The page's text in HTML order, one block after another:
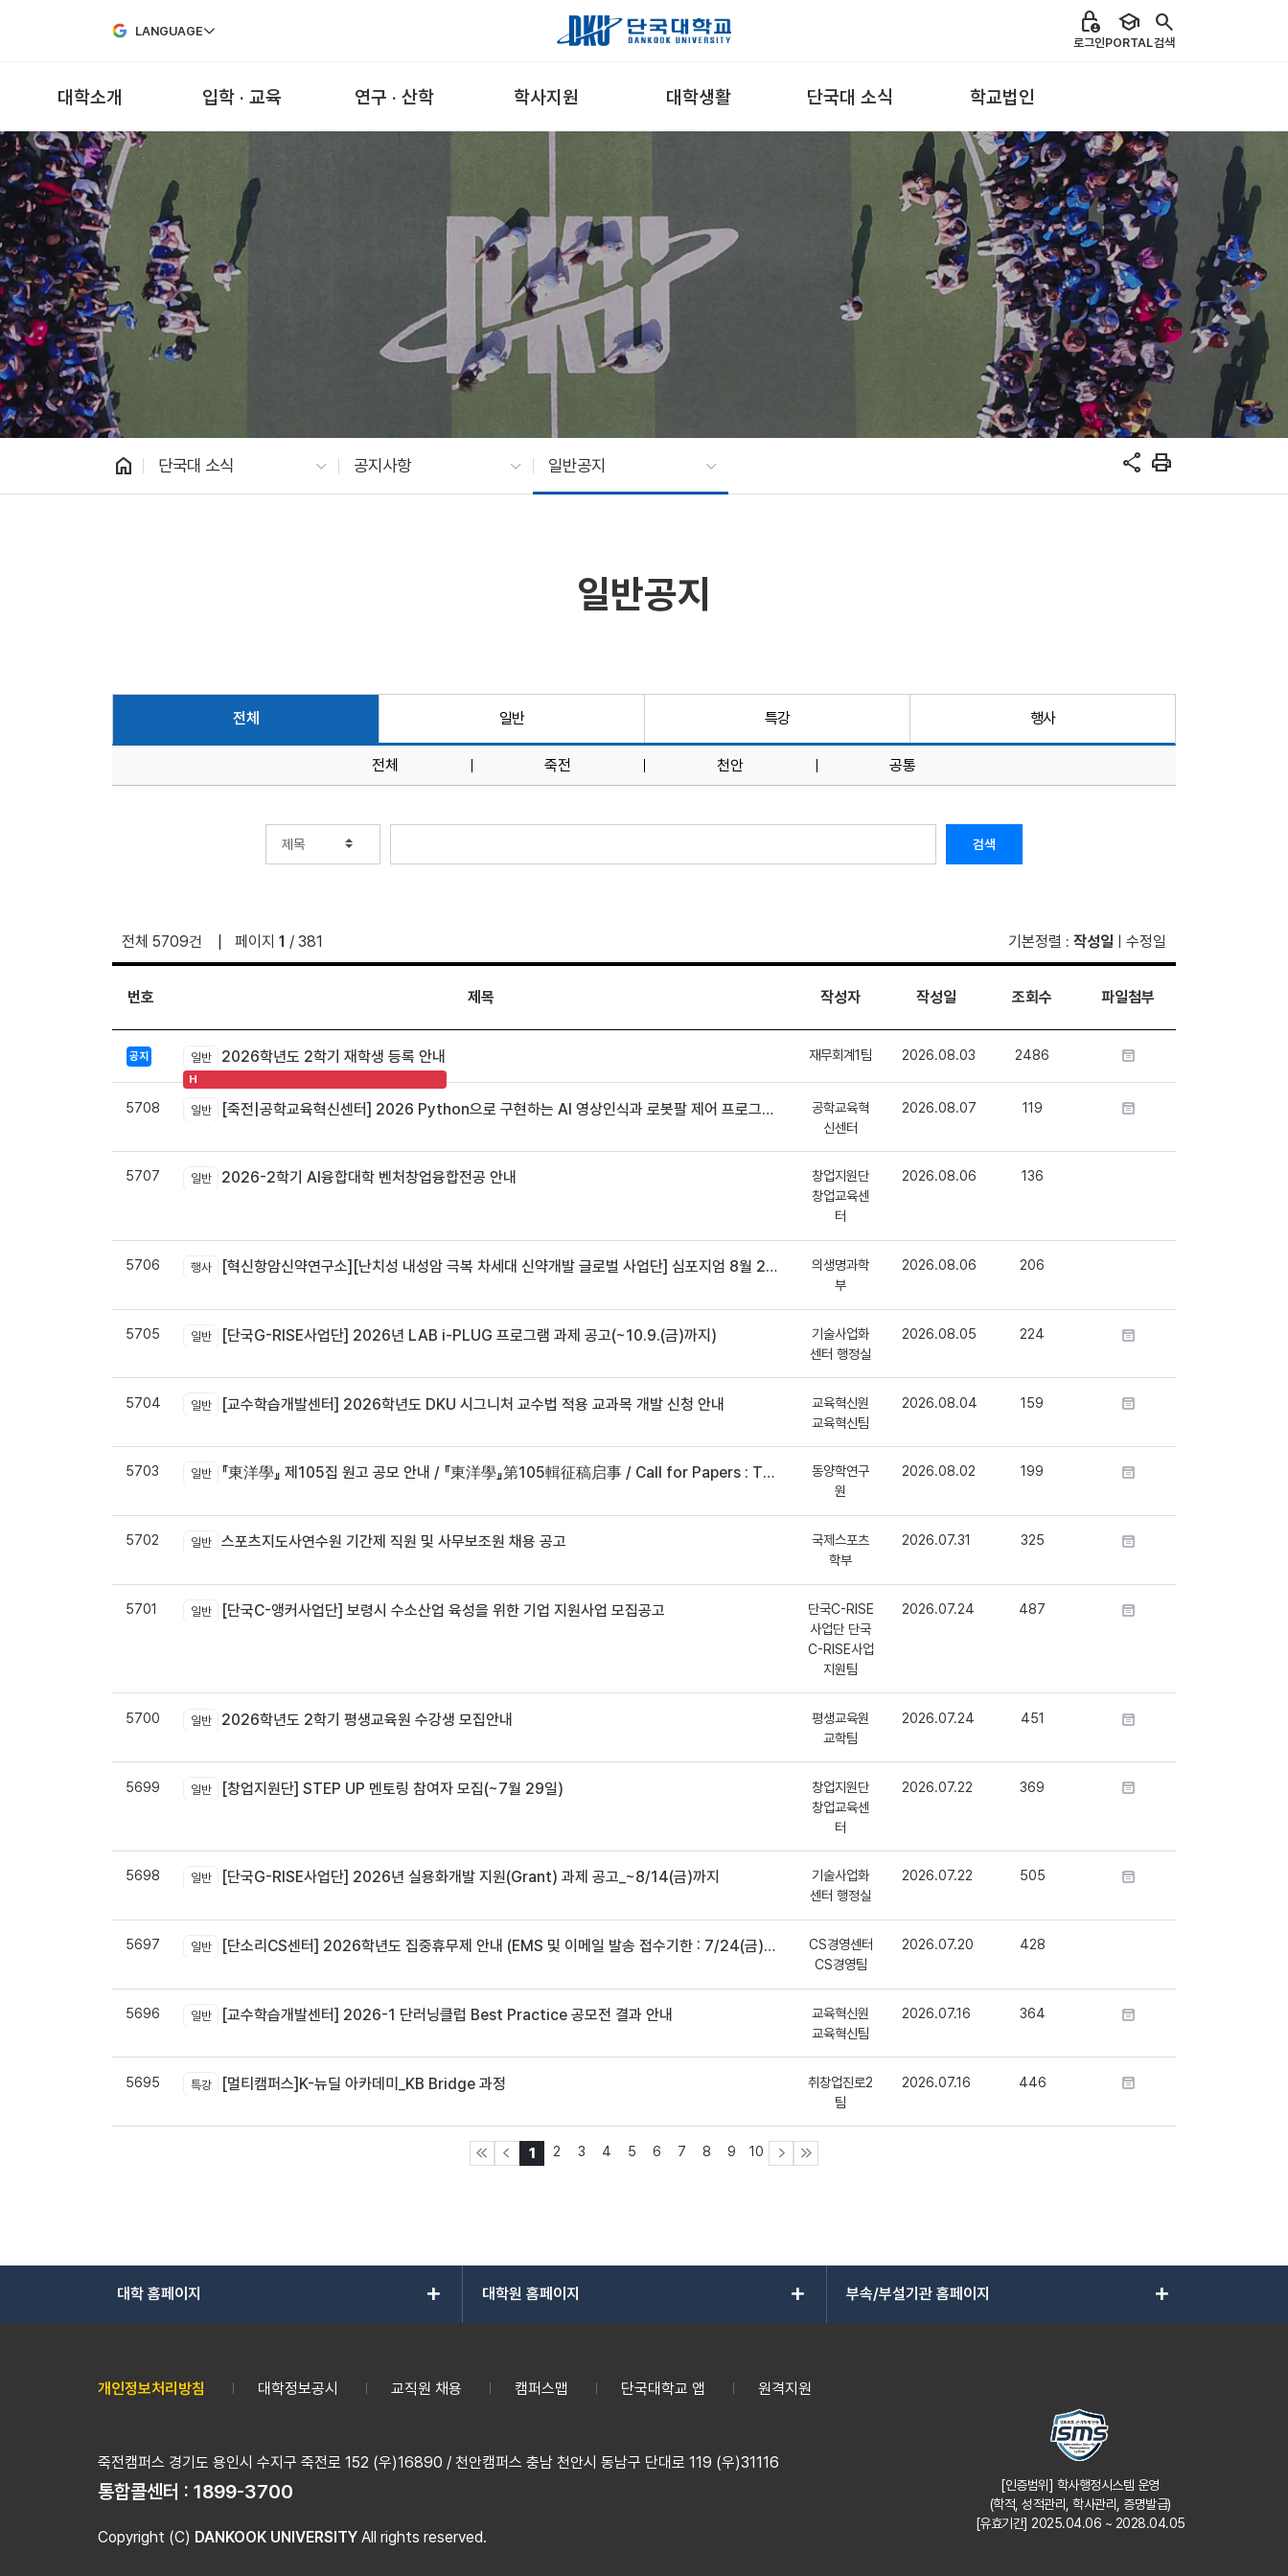
LANGUAGE lock_person
로그인
school
PORTAL
search
검색
대학소개 입학 · 교육 연구 · 산학 학사지원 대학생활 단국대 소식 학교법인
home 단국대 소식 공지사항 일반공지 share print
일반공지
전체 일반 특강 행사
전체 죽전 천안 공통
검색
전체 5709건 페이지 1 / 381 기본정렬 : 작성일 수정일
번호 제목 작성자 작성일 조회수 파일첨부
공지 일반 2026학년도 2학기 재학생 등록 안내
H
재무회계1팀 2026.08.03 2486
5708 일반 [죽전|공학교육혁신센터] 2026 Python으로 구현하는 AI 영상인식과 로봇팔 제어 프로그램 신청 안내
공학교육혁
신센터
2026.08.07 119
5707 일반 2026-2학기 AI융합대학 벤처창업융합전공 안내
창업지원단
창업교육센
터
2026.08.06 136
5706 행사 [혁신항암신약연구소][난치성 내성암 극복 차세대 신약개발 글로벌 사업단] 심포지엄 8월 24일 ~ 25일
의생명과학
부
2026.08.06 206
5705 일반 [단국G-RISE사업단] 2026년 LAB i-PLUG 프로그램 과제 공고(~10.9.(금)까지)
기술사업화
센터 행정실
2026.08.05 224
5704 일반 [교수학습개발센터] 2026학년도 DKU 시그니처 교수법 적용 교과목 개발 신청 안내
교육혁신원
교육혁신팀
2026.08.04 159
5703 일반 『東洋學』 제105집 원고 공모 안내 / 『東洋學』第105輯征稿启事 / Call for Papers : The Oriental Studies, the 105th Issue
동양학연구
원
2026.08.02 199
5702 일반 스포츠지도사연수원 기간제 직원 및 사무보조원 채용 공고
국제스포츠
학부
2026.07.31 325
5701 일반 [단국C-앵커사업단] 보령시 수소산업 육성을 위한 기업 지원사업 모집공고
단국C-RISE
사업단 단국
C-RISE사업
지원팀
2026.07.24 487
5700 일반 2026학년도 2학기 평생교육원 수강생 모집안내
평생교육원
교학팀
2026.07.24 451
5699 일반 [창업지원단] STEP UP 멘토링 참여자 모집(~7월 29일)
창업지원단
창업교육센
터
2026.07.22 369
5698 일반 [단국G-RISE사업단] 2026년 실용화개발 지원(Grant) 과제 공고_~8/14(금)까지
기술사업화
센터 행정실
2026.07.22 505
5697 일반 [단소리CS센터] 2026학년도 집중휴무제 안내 (EMS 및 이메일 발송 접수기한 : 7/24(금) 오후 12시까지)
CS경영센터
CS경영팀
2026.07.20 428
5696 일반 [교수학습개발센터] 2026-1 단러닝클럽 Best Practice 공모전 결과 안내
교육혁신원
교육혁신팀
2026.07.16 364
5695 특강 [멀티캠퍼스]K-뉴딜 아카데미_KB Bridge 과정
취창업진로2
팀
2026.07.16 446
1 2 3 4 5 6 7 8 9 10
대학 홈페이지 add 대학원 홈페이지 add 부속/부설기관 홈페이지 add
개인정보처리방침 대학정보공시 교직원 채용 캠퍼스맵 단국대학교 앱 원격지원
죽전캠퍼스 경기도 용인시 수지구 죽전로 152 (우)16890 / 천안캠퍼스 충남 천안시 동남구 단대로 119 (우)31116
통합콜센터 : 1899-3700
Copyright (C) DANKOOK UNIVERSITY All rights reserved.
[인증범위] 학사행정시스템 운영
(학적, 성적관리, 학사관리, 증명발급)
[유효기간] 2025.04.06 ~ 2028.04.05